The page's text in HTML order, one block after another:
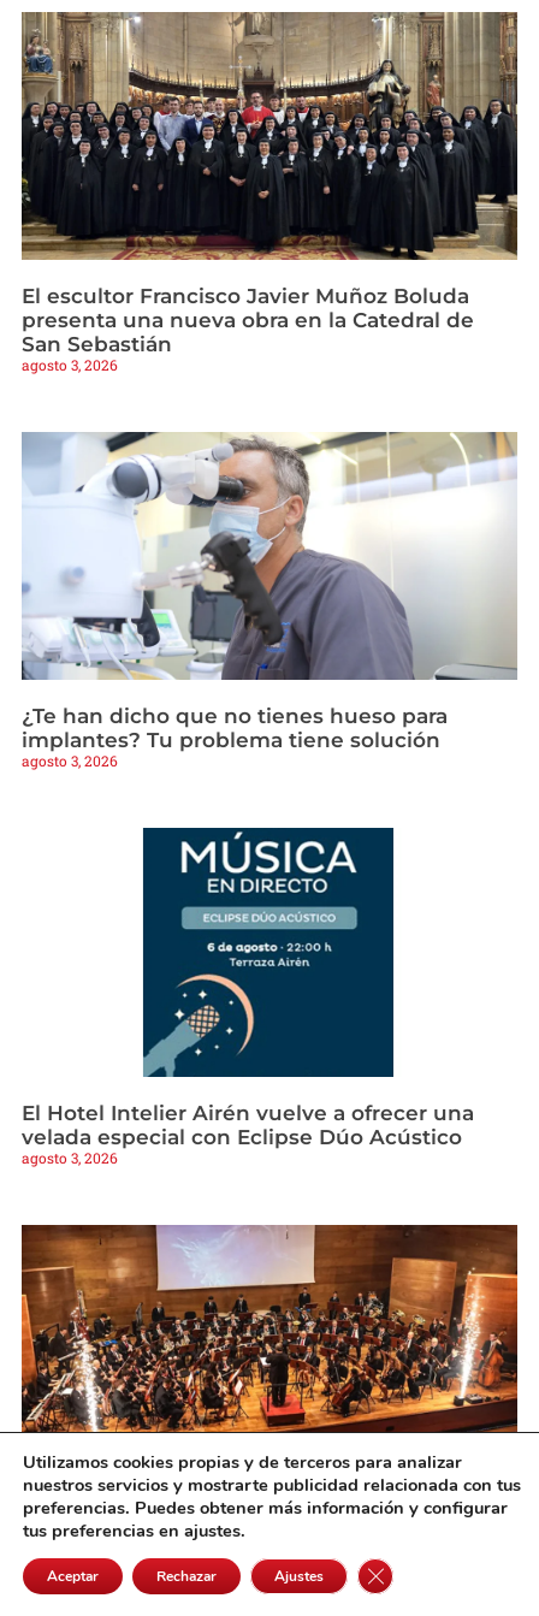
El escultor Francisco Javier Muñoz Boluda
presenta una nueva obra en la Catedral de
San Sebastián
agosto 3, 2026
¿Te han dicho que no tienes hueso para
implantes? Tu problema tiene solución
agosto 3, 2026
El Hotel Intelier Airén vuelve a ofrecer una
velada especial con Eclipse Dúo Acústico
agosto 3, 2026
La Banda de Alcázar logra el segundo premio
en el Certamen Nacional de Bandas de Cine
de Cullera
agosto 3, 2026
Utilizamos cookies propias y de terceros para analizar
nuestros servicios y mostrarte publicidad relacionada con tus
preferencias. Puedes obtener más información y configurar
tus preferencias en ajustes.
Aceptar Rechazar Ajustes Cerrar el banner de